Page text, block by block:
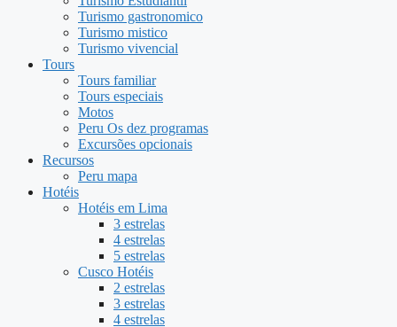
Turismo gastronomico
Turismo mistico
Turismo vivencial
Tours
Tours familiar
Tours especiais
Motos
Peru Os dez programas
Excursões opcionais
Recursos
Peru mapa
Hotéis
Hotéis em Lima
3 estrelas
4 estrelas
5 estrelas
Cusco Hotéis
2 estrelas
3 estrelas
4 estrelas